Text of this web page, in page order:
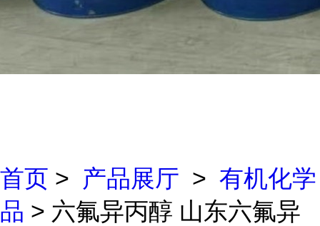
首页 > 产品展厅 > 有机化学
品 > 六氟异丙醇 山东六氟异